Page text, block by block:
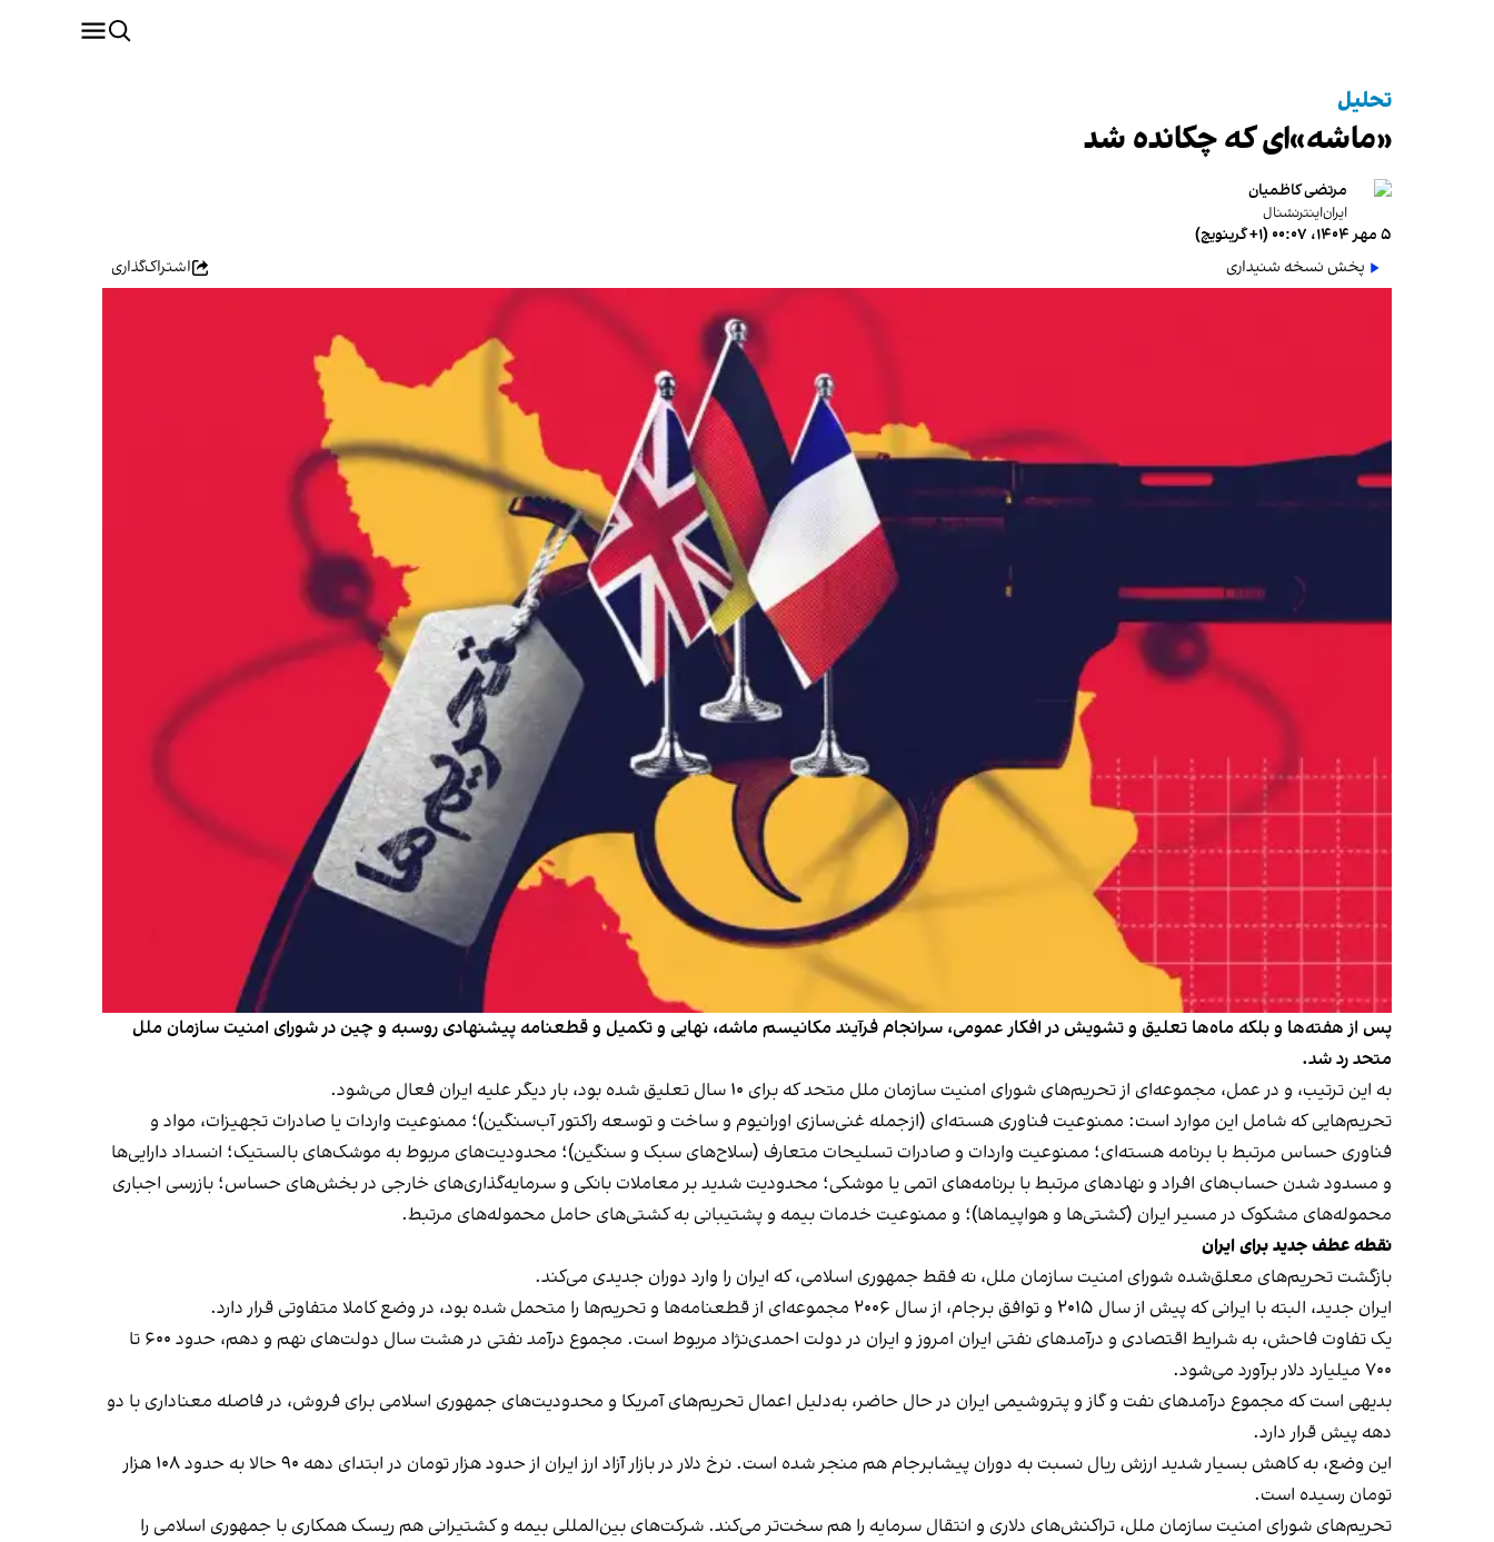
تحلیل
«ماشه»ای که چکانده شد
مرتضی کاظمیان
ایران‌اینترنشنال
۵ مهر ۱۴۰۴، ۰۰:۰۷ (‎+۱ گرینویچ)
پخش نسخه شنیداری
اشتراک‌گذاری
پس از هفته‌ها و بلکه ماه‌ها تعلیق و تشویش در افکار عمومی، سرانجام فرآیند مکانیسم ماشه، نهایی و تکمیل و قطعنامه پیشنهادی روسبه و چین در شورای امنیت سازمان ملل
متحد رد شد.
به این ترتیب، و در عمل، مجموعه‌ای از تحریم‌های شورای امنیت سازمان ملل متحد که برای ۱۰ سال تعلیق شده بود، بار دیگر علیه ایران فعال می‌شود.
تحریم‌هایی که شامل این موارد است: ممنوعیت فناوری هسته‌ای (ازجمله غنی‌سازی اورانیوم و ساخت و توسعه راکتور آب‌سنگین)؛ ممنوعیت واردات یا صادرات تجهیزات، مواد و
فناوری حساس مرتبط با برنامه هسته‌ای؛ ممنوعیت واردات و صادرات تسلیحات متعارف (سلاح‌های سبک و سنگین)؛ محدودیت‌های مربوط به موشک‌های بالستیک؛ انسداد دارایی‌ها
و مسدود شدن حساب‌های افراد و نهادهای مرتبط با برنامه‌های اتمی‌ یا موشکی؛ محدودیت شدید بر معاملات بانکی و سرمایه‌گذاری‌های خارجی در بخش‌های حساس؛ بازرسی اجباری
محموله‌های مشکوک در مسیر ایران (کشتی‌ها و هواپیماها)؛ و ممنوعیت خدمات بیمه و پشتیبانی به کشتی‌های حامل محموله‌های مرتبط.
نقطه عطف جدید برای ایران
بازگشت تحریم‌های معلق‌شده شورای امنیت سازمان ملل، نه فقط جمهوری اسلامی، که ایران را وارد دوران جدیدی می‌کند.
ایران جدید، البته با ایرانی که پیش از سال ۲۰۱۵ و توافق برجام، از سال ۲۰۰۶ مجموعه‌ای از قطعنامه‌ها و تحریم‌ها را متحمل شده بود، در وضع کاملا متفاوتی قرار دارد.
یک تفاوت فاحش، به شرایط اقتصادی و درآمدهای نفتی ایران امروز و ایران در دولت احمدی‌نژاد مربوط است. مجموع درآمد نفتی در هشت سال دولت‌های نهم و دهم، حدود ۶۰۰ تا
۷۰۰ میلیارد دلار برآورد می‌شود.
بدیهی است که مجموع درآمدهای نفت و گاز و پتروشیمی ایران در حال حاضر، به‌دلیل اعمال تحریم‌های آمریکا و محدودیت‌های جمهوری اسلامی برای فروش، در فاصله معناداری با دو
دهه پیش قرار دارد.
این وضع، به کاهش بسیار شدید ارزش ریال نسبت به دوران پیشابرجام هم منجر شده است. نرخ دلار در بازار آزاد ارز ایران از حدود هزار تومان در ابتدای دهه ۹۰ حالا به حدود ۱۰۸ هزار
تومان رسیده است.
تحریم‌های شورای امنیت سازمان ملل، تراکنش‌های دلاری و انتقال سرمایه را هم سخت‌تر می‌کند. شرکت‌های بین‌المللی بیمه و کشتیرانی هم ریسک همکاری با جمهوری اسلامی را